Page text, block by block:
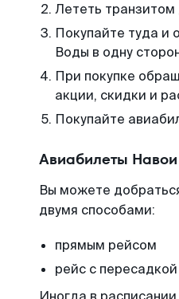
Лететь транзитом
Покупайте туда и
Воды в одну
При покупке
акции, скидки и
Покупайте
Авиабилеты
Вы можете
двумя способами:
прямым рейсом
рейс с пересадкой